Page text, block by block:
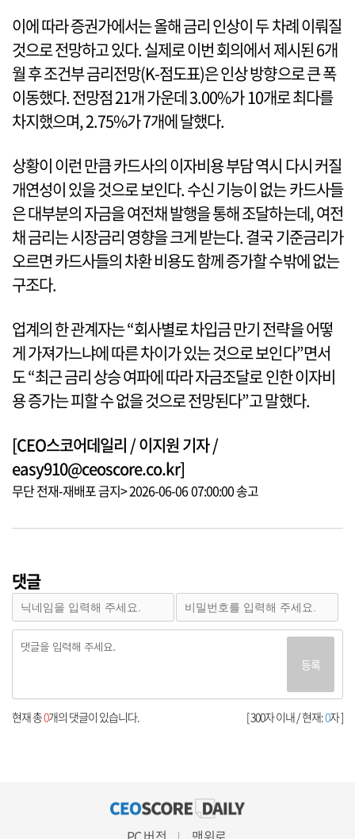
이에 따라 증권가에서는 올해 금리 인상이 두 차례 이뤄질
것으로 전망하고 있다. 실제로 이번 회의에서 제시된 6개
월 후 조건부 금리전망(K-점도표)은 인상 방향으로 큰 폭
이동했다. 전망점 21개 가운데 3.00%가 10개로 최다를
차지했으며, 2.75%가 7개에 달했다.
상황이 이런 만큼 카드사의 이자비용 부담 역시 다시 커질
개연성이 있을 것으로 보인다. 수신 기능이 없는 카드사들
은 대부분의 자금을 여전채 발행을 통해 조달하는데, 여전
채 금리는 시장금리 영향을 크게 받는다. 결국 기준금리가
오르면 카드사들의 차환 비용도 함께 증가할 수밖에 없는
구조다.
업계의 한 관계자는 “회사별로 차입금 만기 전략을 어떻
게 가져가느냐에 따른 차이가 있는 것으로 보인다”면서
도 “최근 금리 상승 여파에 따라 자금조달로 인한 이자비
용 증가는 피할 수 없을 것으로 전망된다”고 말했다.
[CEO스코어데일리 / 이지원 기자 /
easy910@ceoscore.co.kr]
무단 전재-재배포 금지> 2026-06-06 07:00:00 송고
댓글
등록
[ 300자 이내 / 현재:0자 ]
현재 총0개의 댓글이 있습니다.